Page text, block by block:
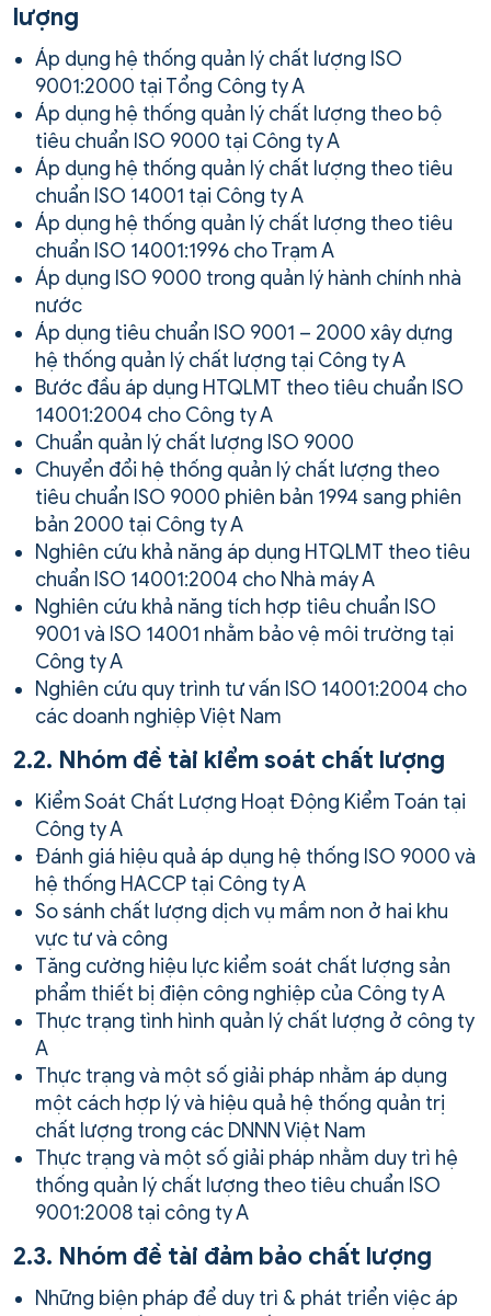
lượng
Áp dụng hệ thống quản lý chất lượng ISO
9001:2000 tại Tổng Công ty A
Áp dụng hệ thống quản lý chất lượng theo bộ
tiêu chuẩn ISO 9000 tại Công ty A
Áp dụng hệ thống quản lý chất lượng theo tiêu
chuẩn ISO 14001 tại Công ty A
Áp dụng hệ thống quản lý chất lượng theo tiêu
chuẩn ISO 14001:1996 cho Trạm A
Áp dụng ISO 9000 trong quản lý hành chính nhà
nước
Áp dụng tiêu chuẩn ISO 9001 – 2000 xây dựng
hệ thống quản lý chất lượng tại Công ty A
Bước đầu áp dụng HTQLMT theo tiêu chuẩn ISO
14001:2004 cho Công ty A
Chuẩn quản lý chất lượng ISO 9000
Chuyển đổi hệ thống quản lý chất lượng theo
tiêu chuẩn ISO 9000 phiên bản 1994 sang phiên
bản 2000 tại Công ty A
Nghiên cứu khả năng áp dụng HTQLMT theo tiêu
chuẩn ISO 14001:2004 cho Nhà máy A
Nghiên cứu khả năng tích hợp tiêu chuẩn ISO
9001 và ISO 14001 nhằm bảo vệ môi trường tại
Công ty A
Nghiên cứu quy trình tư vấn ISO 14001:2004 cho
các doanh nghiệp Việt Nam
2.2. Nhóm đề tài kiểm soát chất lượng
Kiểm Soát Chất Lượng Hoạt Động Kiểm Toán tại
Công ty A
Đánh giá hiệu quả áp dụng hệ thống ISO 9000 và
hệ thống HACCP tại Công ty A
So sánh chất lượng dịch vụ mầm non ở hai khu
vực tư và công
Tăng cường hiệu lực kiểm soát chất lượng sản
phẩm thiết bị điện công nghiệp của Công ty A
Thực trạng tình hình quản lý chất lượng ở công ty
A
Thực trạng và một số giải pháp nhằm áp dụng
một cách hợp lý và hiệu quả hệ thống quản trị
chất lượng trong các DNNN Việt Nam
Thực trạng và một số giải pháp nhằm duy trì hệ
thống quản lý chất lượng theo tiêu chuẩn ISO
9001:2008 tại công ty A
2.3. Nhóm đề tài đảm bảo chất lượng
Những biện pháp để duy trì & phát triển việc áp